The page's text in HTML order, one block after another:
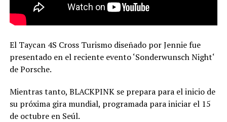
El Taycan 4S Cross Turismo diseñado por Jennie fue
presentado en el reciente evento ‘Sonderwunsch Night‘
de Porsche.
Mientras tanto, BLACKPINK se prepara para el inicio de
su próxima gira mundial, programada para iniciar el 15
de octubre en Seúl.